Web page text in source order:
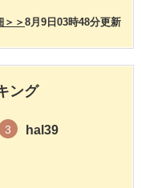
8月9日03時48分更新
＞＞
ング
3 hal39